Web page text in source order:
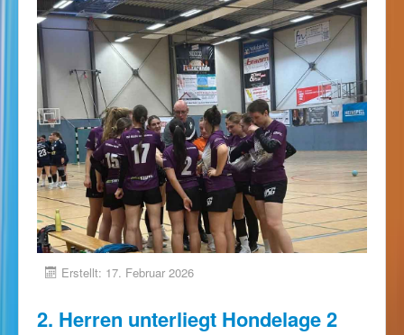
Erstellt: 17. Februar 2026
2. Herren unterliegt Hondelage 2